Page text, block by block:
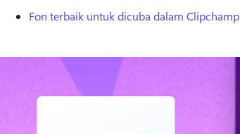
Fon terbaik untuk dicuba dalam Clipchamp